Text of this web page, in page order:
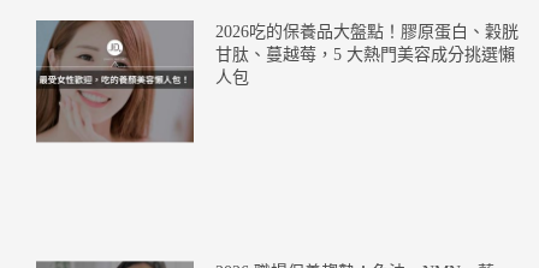
2026吃的保養品大盤點！膠原蛋白、穀胱
甘肽、蔓越莓，5 大熱門美容成分挑選懶
人包